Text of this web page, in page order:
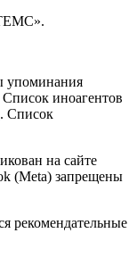
упоминания
иноагентов
. Список
на сайте
(Metа) запрещены
рекомендательные